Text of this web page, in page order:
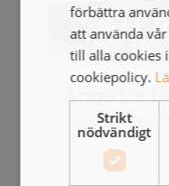
Angelica
Organizational
förbättra
att använda
till alla cookies
cookiepolicy.
Strikt
nödvändigt